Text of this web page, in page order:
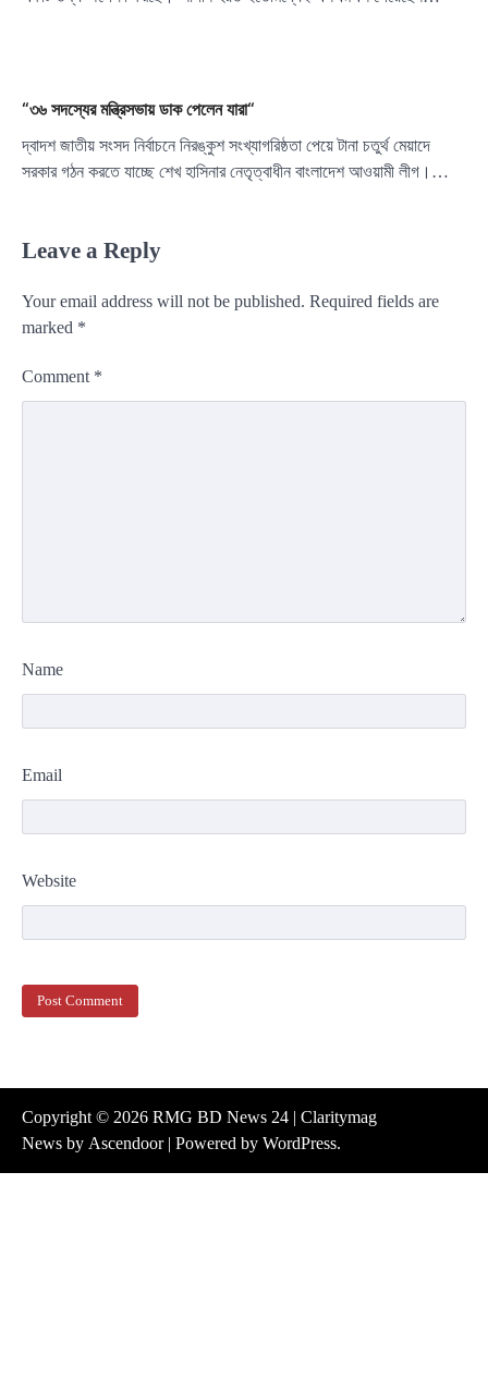
“৩৬ সদস্যের মন্ত্রিসভায় ডাক পেলেন যারা“
দ্বাদশ জাতীয় সংসদ নির্বাচনে নিরঙ্কুশ সংখ্যাগরিষ্ঠতা পেয়ে টানা চতুর্থ মেয়াদে
সরকার গঠন করতে যাচ্ছে শেখ হাসিনার নেতৃত্বাধীন বাংলাদেশ আওয়ামী লীগ।…
Leave a Reply
Your email address will not be published. Required fields are
marked *
Comment *
Name
Email
Website
Copyright © 2026 RMG BD News 24 | Claritymag
News by Ascendoor| Powered by WordPress.